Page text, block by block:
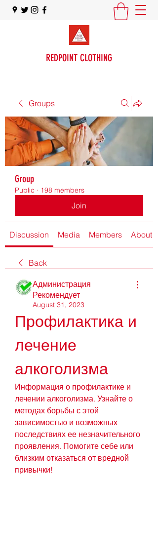
REDPOINT CLOTHING
Groups
Group
Public · 198 members
Join
Discussion Media Members About
Back
Администрация
Рекомендует
August 31, 2023
Профилактика и
лечение
алкоголизма
Информация о профилактике и
лечении алкоголизма. Узнайте о
методах борьбы с этой
зависимостью и возможных
последствиях ее незначительного
проявления. Помогите себе или
близким отказаться от вредной
привычки!